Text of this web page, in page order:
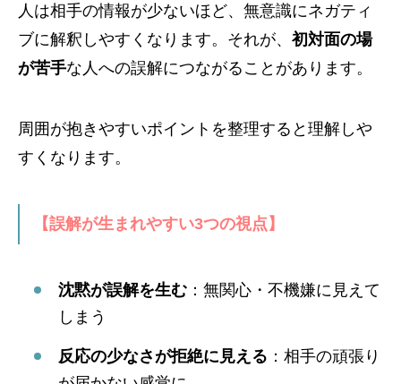
人は相手の情報が少ないほど、無意識にネガティ
ブに解釈しやすくなります。それが、 初対面の場
が苦手な人への誤解につながることがあります。
周囲が抱きやすいポイントを整理すると理解しや
すくなります。
【誤解が生まれやすい3つの視点】
沈黙が誤解を生む ：無関心・不機嫌に見えて
しまう
反応の少なさが拒絶に見える ：相手の頑張り